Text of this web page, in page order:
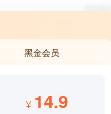
黑金会员
¥ 14.9